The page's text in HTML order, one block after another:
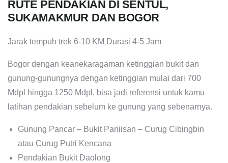
RUTE PENDAKIAN DI SENTUL,
SUKAMAKMUR DAN BOGOR
Jarak tempuh trek 6-10 KM Durasi 4-5 Jam
Bogor dengan keanekaragaman ketinggian bukit dan
gunung-gunungnya dengan ketinggian mulai dari 700
Mdpl hingga 1250 Mdpl, bisa jadi referensi untuk kamu
latihan pendakian sebelum ke gunung yang sebenarnya.
Gunung Pancar – Bukit Paniisan – Curug Cibingbin
atau Curug Putri Kencana
Pendakian Bukit Daolong